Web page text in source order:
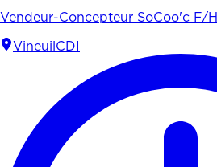
Vendeur-Concepteur SoCoo'c F/H
Vineuil CDI